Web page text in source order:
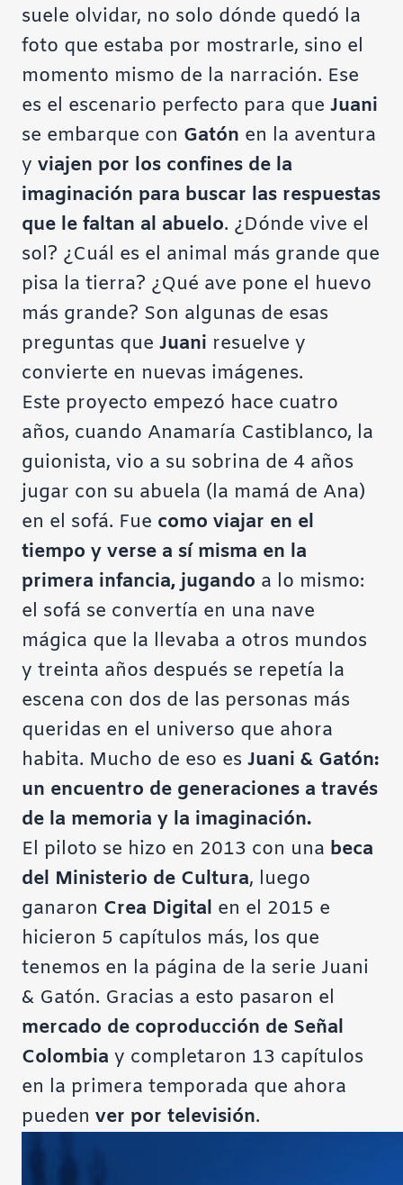
suele olvidar, no solo dónde quedó la
foto que estaba por mostrarle, sino el
momento mismo de la narración. Ese
es el escenario perfecto para que Juani
se embarque con Gatón en la aventura
y viajen por los confines de la
imaginación para buscar las respuestas
que le faltan al abuelo. ¿Dónde vive el
sol? ¿Cuál es el animal más grande que
pisa la tierra? ¿Qué ave pone el huevo
más grande? Son algunas de esas
preguntas que Juani resuelve y
convierte en nuevas imágenes.
Este proyecto empezó hace cuatro
años, cuando Anamaría Castiblanco, la
guionista, vio a su sobrina de 4 años
jugar con su abuela (la mamá de Ana)
en el sofá. Fue como viajar en el
tiempo y verse a sí misma en la
primera infancia, jugando a lo mismo:
el sofá se convertía en una nave
mágica que la llevaba a otros mundos
y treinta años después se repetía la
escena con dos de las personas más
queridas en el universo que ahora
habita. Mucho de eso es Juani & Gatón:
un encuentro de generaciones a través
de la memoria y la imaginación.
El piloto se hizo en 2013 con una beca
del Ministerio de Cultura, luego
ganaron Crea Digital en el 2015 e
hicieron 5 capítulos más, los que
tenemos en la página de la serie Juani
& Gatón. Gracias a esto pasaron el
mercado de coproducción de Señal
Colombia y completaron 13 capítulos
en la primera temporada que ahora
pueden ver por televisión.